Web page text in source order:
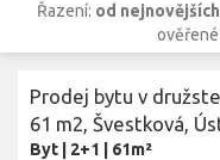
Řazení: od nejnovějších
ověřené
Prodej bytu v
61 m2, Švestková,
Byt 2+1 61m²